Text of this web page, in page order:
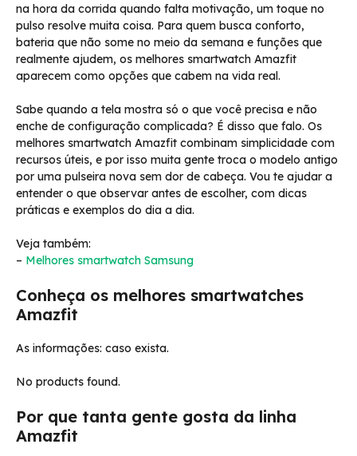
na hora da corrida quando falta motivação, um toque no
pulso resolve muita coisa. Para quem busca conforto,
bateria que não some no meio da semana e funções que
realmente ajudem, os melhores smartwatch Amazfit
aparecem como opções que cabem na vida real.
Sabe quando a tela mostra só o que você precisa e não
enche de configuração complicada? É disso que falo. Os
melhores smartwatch Amazfit combinam simplicidade com
recursos úteis, e por isso muita gente troca o modelo antigo
por uma pulseira nova sem dor de cabeça. Vou te ajudar a
entender o que observar antes de escolher, com dicas
práticas e exemplos do dia a dia.
Veja também:
– Melhores smartwatch Samsung
Conheça os melhores smartwatches
Amazfit
As informações: caso exista.
No products found.
Por que tanta gente gosta da linha
Amazfit